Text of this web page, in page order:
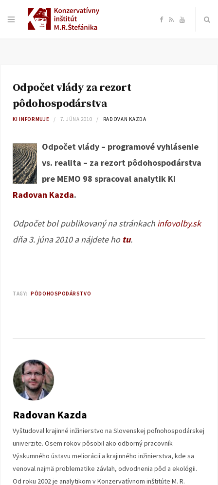
F
o
R Y
e
Odpočet vlády za rezort
pôdohospodárstva
KI INFORMUJE 7. JÚNA 2010 RADOVAN KAZDA
Odpočet vlády – programové vyhlásenie
vs. realita – za rezort pôdohospodárstva
pre MEMO 98 spracoval analytik KI
Radovan Kazda.
Odpočet bol publikovaný na stránkach infovolby.sk
dňa 3. júna 2010 a nájdete ho tu.
TAGY: PÔDOHOSPODÁRSTVO
Radovan Kazda
Vyštudoval krajinné inžinierstvo na Slovenskej poľnohospodárskej
univerzite. Osem rokov pôsobil ako odborný pracovník
Výskumného ústavu meliorácií a krajinného inžinierstva, kde sa
venoval najmä problematike závlah, odvodnenia pôd a ekológii.
Od roku 2002 je analytikom v Konzervatívnom inštitúte M. R.